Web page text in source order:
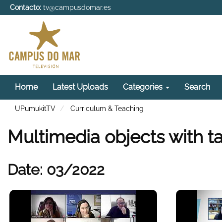
Contacto: tv@campusdomar.es
Home Latest Uploads Categories Search
UPumukitTV Curriculum & Teaching
Multimedia objects with
Date: 03/2022